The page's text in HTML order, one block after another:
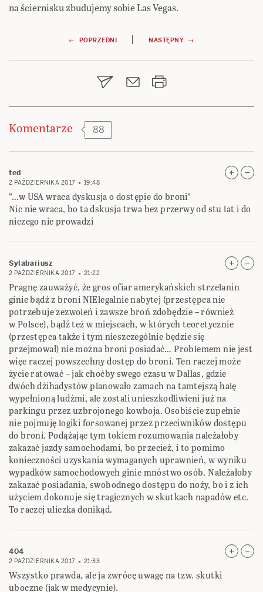
na ściernisku zbudujemy sobie Las Vegas.
Nawigacja
wpisu
← POPRZEDNI | NASTĘPNY →
Komentarze 88
ted
2 PAŹDZIERNIKA 2017 19:48
”…w USA wraca dyskusja o dostępie do broni”
Nic nie wraca, bo ta dskusja trwa bez przerwy od stu lat i do
niczego nie prowadzi
Sylabariusz
2 PAŹDZIERNIKA 2017 21:22
Pragnę zauważyć, że gros ofiar amerykańskich strzelanin
ginie bądź z broni NIElegalnie nabytej (przestępca nie
potrzebuje zezwoleń i zawsze broń zdobędzie – również
w Polsce), bądź też w miejscach, w których teoretycznie
(przestępca także i tym nieszczególnie będzie się
przejmował) nie można broni posiadać… Problemem nie jest
więc raczej powszechny dostęp do broni. Ten raczej może
życie ratować – jak choćby swego czasu w Dallas, gdzie
dwóch dżihadystów planowało zamach na tamtejszą halę
wypełnioną ludźmi, ale zostali unieszkodliwieni już na
parkingu przez uzbrojonego kowboja. Osobiście zupełnie
nie pojmuję logiki forsowanej przez przeciwników dostępu
do broni. Podążając tym tokiem rozumowania należałoby
zakazać jazdy samochodami, bo przecież, i to pomimo
konieczności uzyskania wymaganych uprawnień, w wyniku
wypadków samochodowych ginie mnóstwo osób. Należałoby
zakazać posiadania, swobodnego dostępu do noży, bo i z ich
użyciem dokonuje się tragicznych w skutkach napadów etc.
To raczej uliczka donikąd.
404
2 PAŹDZIERNIKA 2017 21:33
Wszystko prawda, ale ja zwrócę uwagę na tzw. skutki
uboczne (jak w medycynie).